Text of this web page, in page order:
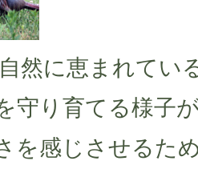
然に恵まれてい
守り育てる様子
を感じさせるた